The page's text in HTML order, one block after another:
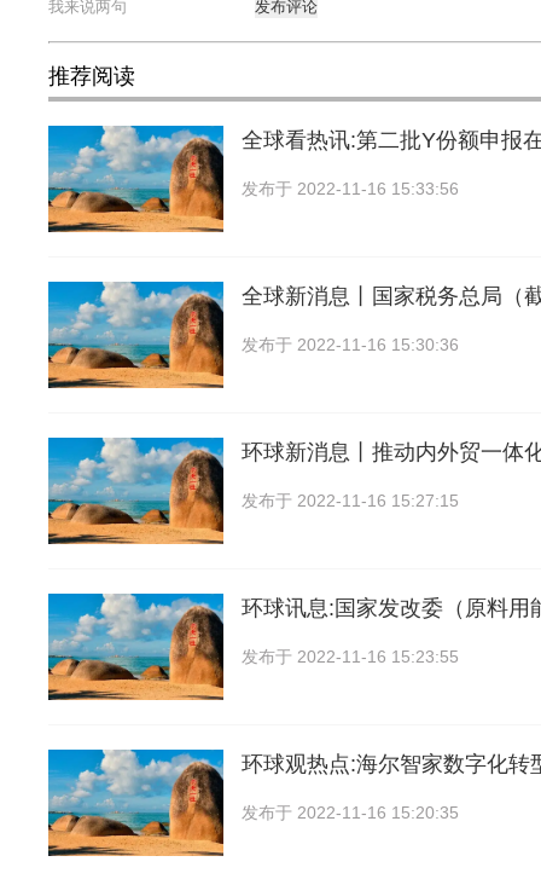
发布评论
推荐阅读
全球看热讯:第二批Y份额申报
发布于 2022-11-16 15:33:56
全球新消息丨国家税务总局（
发布于 2022-11-16 15:30:36
环球新消息丨推动内外贸一体
发布于 2022-11-16 15:27:15
环球讯息:国家发改委（原料用
发布于 2022-11-16 15:23:55
环球观热点:海尔智家数字化转
发布于 2022-11-16 15:20:35